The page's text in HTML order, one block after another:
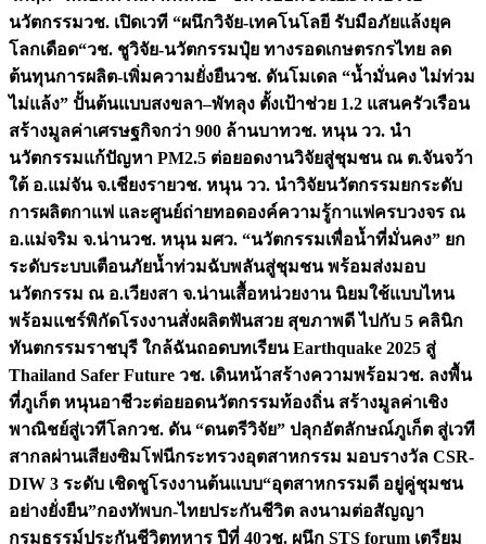
นวัตกรรมวช. เปิดเวที “ผนึกวิจัย-เทคโนโลยี รับมือภัยแล้งยุค
โลกเดือด“วช. ชูวิจัย-นวัตกรรมปุ๋ย ทางรอดเกษตรกรไทย ลด
ต้นทุนการผลิต-เพิ่มความยั่งยืนวช. ดันโมเดล “น้ำมั่นคง ไม่ท่วม
ไม่แล้ง” ปั้นต้นแบบสงขลา–พัทลุง ตั้งเป้าช่วย 1.2 แสนครัวเรือน
สร้างมูลค่าเศรษฐกิจกว่า 900 ล้านบาทวช. หนุน วว. นำ
นวัตกรรมแก้ปัญหา PM2.5 ต่อยอดงานวิจัยสู่ชุมชน ณ ต.จันจว้า
ใต้ อ.แม่จัน จ.เชียงรายวช. หนุน วว. นำวิจัยนวัตกรรมยกระดับ
การผลิตกาแฟ และศูนย์ถ่ายทอดองค์ความรู้กาแฟครบวงจร ณ
อ.แม่จริม จ.น่านวช. หนุน มศว. “นวัตกรรมเพื่อน้ำที่มั่นคง” ยก
ระดับระบบเตือนภัยน้ำท่วมฉับพลันสู่ชุมชน พร้อมส่งมอบ
นวัตกรรม ณ อ.เวียงสา จ.น่านเสื้อหน่วยงาน นิยมใช้แบบไหน
พร้อมแชร์พิกัดโรงงานสั่งผลิตฟันสวย สุขภาพดี ไปกับ 5 คลินิก
ทันตกรรมราชบุรี ใกล้ฉันถอดบทเรียน Earthquake 2025 สู่
Thailand Safer Future วช. เดินหน้าสร้างความพร้อมวช. ลงพื้น
ที่ภูเก็ต หนุนอาชีวะต่อยอดนวัตกรรมท้องถิ่น สร้างมูลค่าเชิง
พาณิชย์สู่เวทีโลกวช. ดัน “ดนตรีวิจัย” ปลุกอัตลักษณ์ภูเก็ต สู่เวที
สากลผ่านเสียงซิมโฟนีกระทรวงอุตสาหกรรม มอบรางวัล CSR-
DIW 3 ระดับ เชิดชูโรงงานต้นแบบ“อุตสาหกรรมดี อยู่คู่ชุมชน
อย่างยั่งยืน”กองทัพบก-ไทยประกันชีวิต ลงนามต่อสัญญา
กรมธรรม์ประกันชีวิตทหาร ปีที่ 40วช. ผนึก STS forum เตรียม